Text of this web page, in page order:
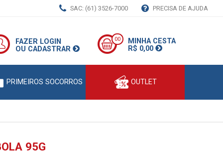
SAC: (61) 3526-7000 PRECISA DE AJUDA
FAZER LOGIN
OU CADASTRAR
00
MINHA CESTA
R$ 0,00
PRIMEIROS SOCORROS OUTLET
95G